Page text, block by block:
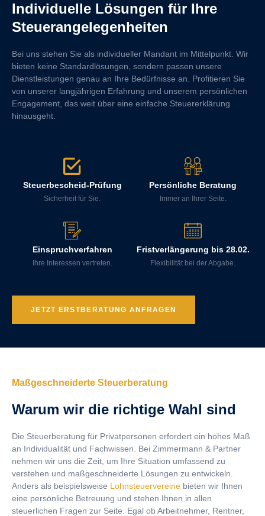
Individuelle Lösungen für Ihre
Steuerangelegenheiten
Bei uns stehen Sie als individueller Mandant im Mittelpunkt. Wir
bieten keine Standardlösungen, sondern passen unsere
Dienstleistungen genau an Ihre Bedürfnisse an. Profitieren Sie
von unserer langjährigen Erfahrung und unserem persönlichen
Engagement, das weit über eine einfache Steuererklärung
hinausgeht.
Steuerbescheid-Prüfung
Sicherheit für Sie.
Einspruchverfahren
Ihre Interessen vertreten.
Persönliche Beratung
Immer an Ihrer Seite.
Fristverlängerung bis 28.02.
Flexibilität bei der Abgabe.
JETZT ERSTBERATUNG ANFRAGEN
Maßgeschneiderte Steuerberatung
Warum wir die richtige Wahl sind
Die Steuerberatung für Privatpersonen erfordert ein hohes Maß
an Individualität und Fachwissen. Bei Zimmermann & Partner
nehmen wir uns die Zeit, um Ihre Situation umfassend zu
verstehen und maßgeschneiderte Lösungen zu entwickeln.
Anders als beispielsweise Lohnsteuervereine bieten wir Ihnen
eine persönliche Betreuung und stehen Ihnen in allen
steuerlichen Fragen zur Seite. Egal ob Arbeitnehmer, Rentner,